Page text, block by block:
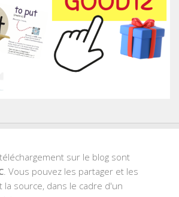
sur le blog sont
. Vous pouvez les partager et les
source, dans le cadre d'un